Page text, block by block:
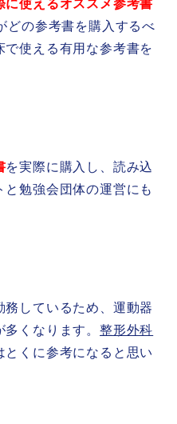
に使えるオススメ参考書
どの参考書を購入するべ
で使える有用な参考書を
を実際に購入し、読み込
勉強会団体の運営にも
しているため、運動器
くなります。 整形外科
とくに参考になると思い